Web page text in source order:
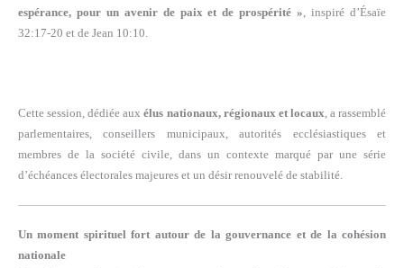
espérance, pour un avenir de paix et de prospérité », inspiré d’Ésaïe
32:17-20 et de Jean 10:10.
Cette session, dédiée auxélus nationaux, régionaux et locaux , a rassemblé
parlementaires, conseillers municipaux, autorités ecclésiastiques et
membres de la société civile, dans un contexte marqué par une série
d’échéances électorales majeures et un désir renouvelé de stabilité.
Un moment spirituel fort autour de la gouvernance et de la cohésion
nationale